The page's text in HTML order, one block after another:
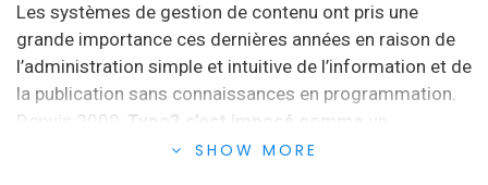
Les systèmes de gestion de contenu ont pris une
grande importance ces dernières années en raison de
l’administration simple et intuitive de l’information et de
la publication sans connaissances en programmation.
Depuis 2000, Typo3 s’est imposé comme
gestionnaire de contenu, un constructeur de sites web
SHOW MORE